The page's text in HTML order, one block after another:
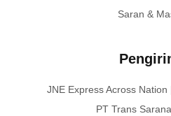
Saran &
JNE Express Across
PT Trans